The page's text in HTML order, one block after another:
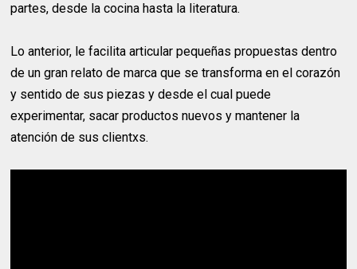
partes, desde la cocina hasta la literatura.
Lo anterior, le facilita articular pequeñas propuestas dentro
de un gran relato de marca que se transforma en el corazón
y sentido de sus piezas y desde el cual puede
experimentar, sacar productos nuevos y mantener la
atención de sus clientxs.